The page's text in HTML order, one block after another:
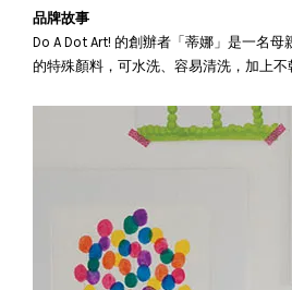
品牌故事
Do A Dot Art! 的創辦者「蒂娜」是一名
的特殊顏料，可水洗、容易清洗，加上